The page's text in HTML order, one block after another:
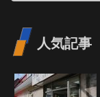
人気記事